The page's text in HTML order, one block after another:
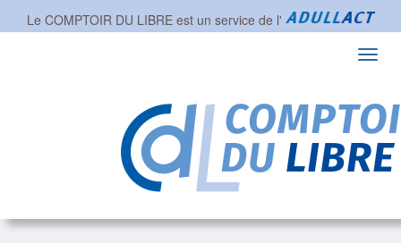
Le COMPTOIR DU LIBRE est un service de l'